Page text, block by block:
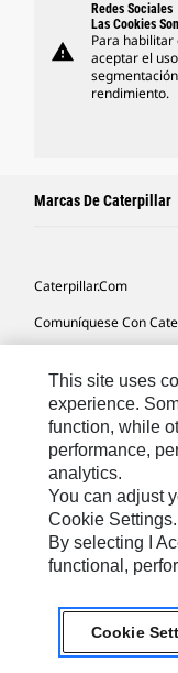
warning
Redes Sociales
Las Cookies
Para habilitar
aceptar el
rendimiento.
Marcas De Caterpillar
Caterpillar.com
Comuníquese Con
Mapa Del Sitio
Cookie Settings
Avisos Legales
Privacidad
Español
This site uses
experience.
function, while
performance,
analytics.
You can adjust
Cookie Settings.
By selecting I
functional,
Cookie